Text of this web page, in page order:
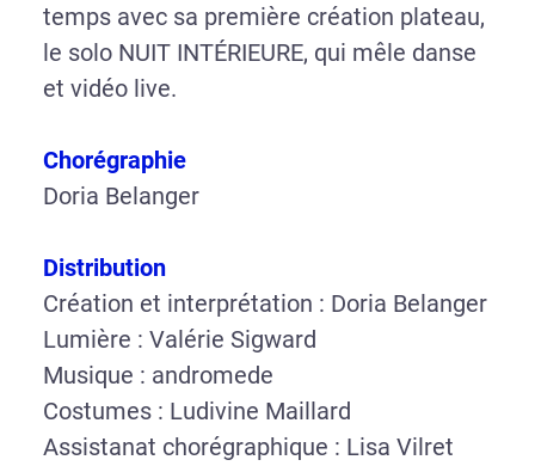
temps avec sa première création plateau,
le solo NUIT INTÉRIEURE, qui mêle danse
et vidéo live.
Chorégraphie
Doria Belanger
Distribution
Création et interprétation : Doria Belanger
Lumière : Valérie Sigward
Musique : andromede
Costumes : Ludivine Maillard
Assistanat chorégraphique : Lisa Vilret